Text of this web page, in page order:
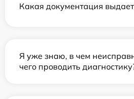
Какая документация
Я уже знаю, в чем
чего проводить